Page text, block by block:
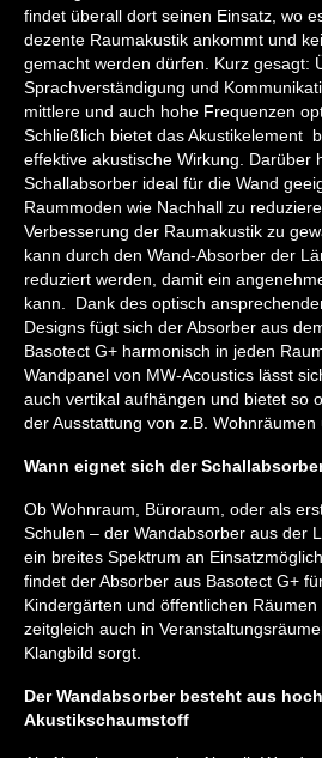
findet überall dort seinen Einsatz, wo
dezente Raumakustik ankommt und
gemacht werden dürfen. Kurz gesagt:
Sprachverständigung und
mittlere und auch hohe Frequenzen
Schließlich bietet das Akustikelement
effektive akustische Wirkung. Darüber
Schallabsorber ideal für die Wand
Raummoden wie Nachhall zu
Verbesserung der Raumakustik zu
kann durch den Wand-Absorber der
reduziert werden, damit ein
kann. Dank des optisch
Designs fügt sich der Absorber aus
Basotect G+ harmonisch in jeden
Wandpanel von MW-Acoustics lässt
auch vertikal aufhängen und bietet so
der Ausstattung von z.B. Wohnräumen
Wann eignet sich der
Ob Wohnraum, Büroraum, oder als
Schulen – der Wandabsorber aus der
ein breites Spektrum an
findet der Absorber aus Basotect G+
Kindergärten und öffentlichen
zeitgleich auch in
Klangbild sorgt.
Der Wandabsorber besteht aus
Akustikschaumstoff